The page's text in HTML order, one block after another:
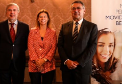
Minho e a Águas do Norte assinaram hoje um
de onze “Bolsas de Mestrado” e duas
Arquimedes a estudantes desta academia.
no Salão Nobre da Reitoria da UMinho, em
do vice-reitor para a Investigação […]